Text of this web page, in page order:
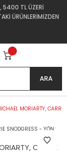
5400 TL ÜZERİ
ÜRÜNLERİMİZDEN
ARA
MORIARTY,
CARRIE